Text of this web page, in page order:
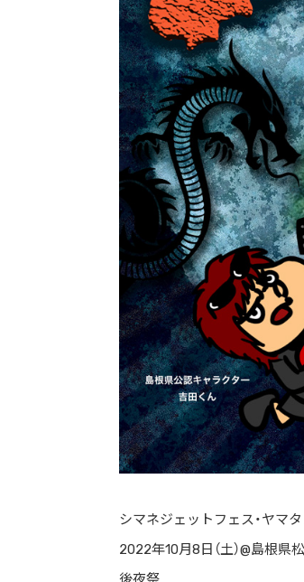
シマネジェットフェス・ヤマ
2022年10月8日（土）@島根